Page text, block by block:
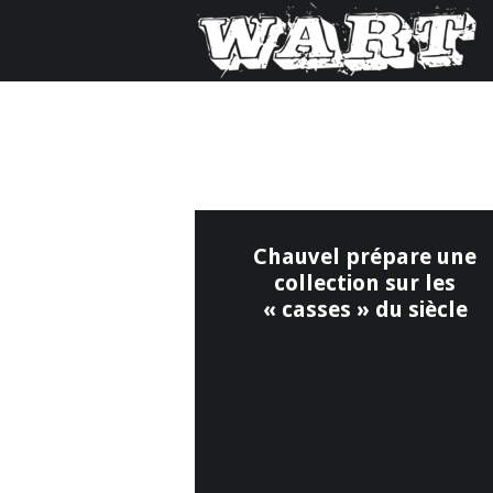
Chauvel prépare une
collection sur les
« casses » du siècle